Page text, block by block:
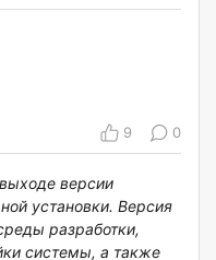
9
0
версии
установки. Версия
разработки,
системы, а также